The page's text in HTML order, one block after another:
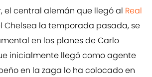
el central alemán que llegó al Real
Chelsea la temporada pasada, se
en los planes de Carlo
inicialmente llegó como agente
en la zaga lo ha colocado en